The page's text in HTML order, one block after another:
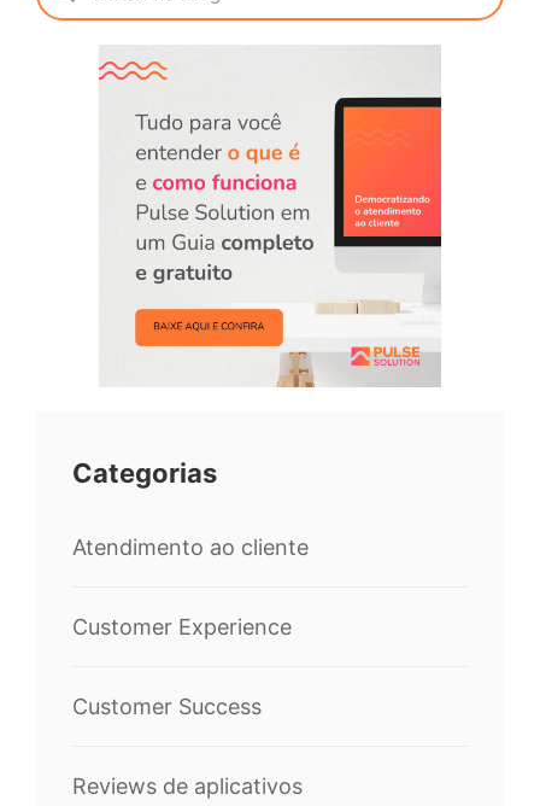
Categorias
Atendimento ao cliente
Customer Experience
Customer Success
Reviews de aplicativos